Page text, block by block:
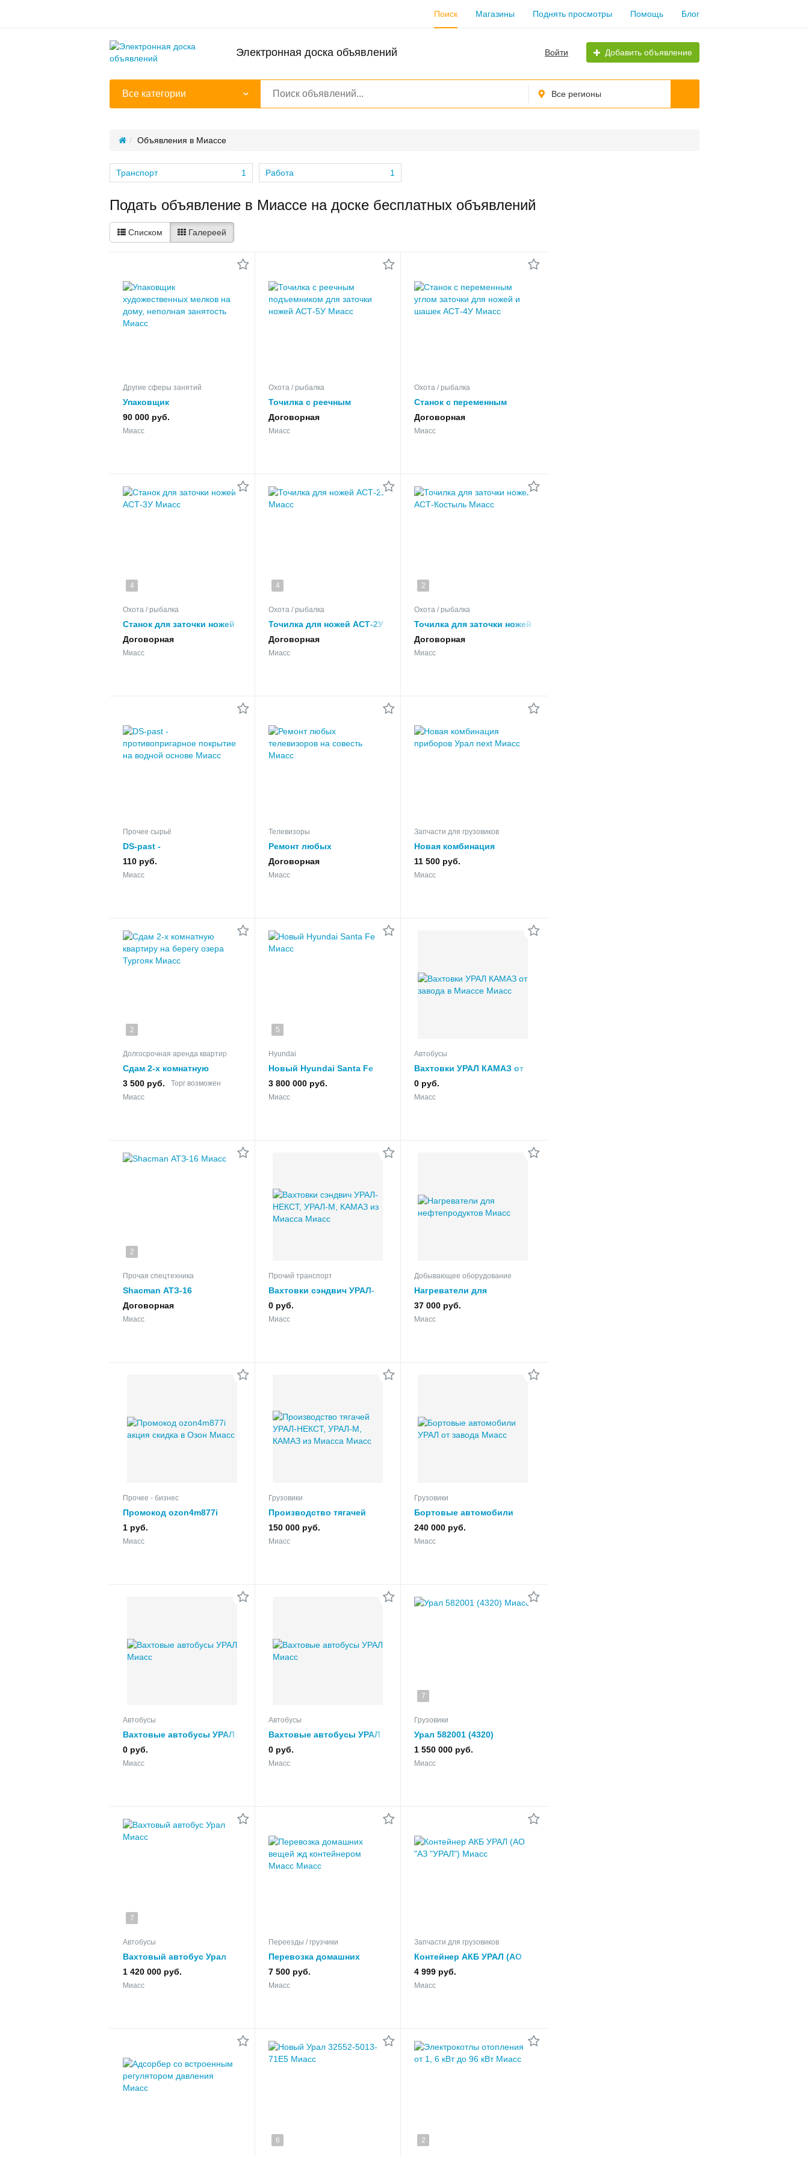
Поиск Магазины Поднять просмотры Помощь Блог
Электронная доска объявлений Войти Добавить объявление
Все категории Все регионы
Объявления в Миассе
1
Транспорт 1
Работа
Подать объявление в Миассе на доске бесплатных объявлений
Списком Галереей
Другие сферы занятий
Упаковщик
художественных мелков на
дому, неполная занятость
90 000 руб.
Миасс
Охота / рыбалка
Точилка с реечным
подъемником для заточки
ножей АСТ-5У
Договорная
Миасс
Охота / рыбалка
Станок с переменным
углом заточки для ножей и
шашек АСТ-4У
Договорная
Миасс
4
Охота / рыбалка
Станок для заточки ножей
АСТ-3У
Договорная
Миасс
4
Охота / рыбалка
Точилка для ножей АСТ-2У
Договорная
Миасс
2
Охота / рыбалка
Точилка для заточки ножей
АСТ-Костыль
Договорная
Миасс
Прочее сырьё
DS-past -
противопригарное
покрытие на водной
110 руб.
Миасс
Телевизоры
Ремонт любых
телевизоров на совесть
Договорная
Миасс
Запчасти для грузовиков
Новая комбинация
приборов Урал next
11 500 руб.
Миасс
2
Долгосрочная аренда квартир
Сдам 2-х комнатную
квартиру на берегу озера
Тургояк
3 500 руб.
Торг возможен
Миасс
5
Hyundai
Новый Hyundai Santa Fe
3 800 000 руб.
Миасс
Автобусы
Вахтовки УРАЛ КАМАЗ от
завода в Миассе
0 руб.
Миасс
2
Прочая спецтехника
Shacman АТЗ-16
Договорная
Миасс
Прочий транспорт
Вахтовки сэндвич УРАЛ-
НЕКСТ, УРАЛ-М, КАМАЗ из
Миасса
0 руб.
Миасс
Добывающее оборудование
Нагреватели для
нефтепродуктов
37 000 руб.
Миасс
Прочее - бизнес
Промокод ozon4m877i
акция скидка в Озон
1 руб.
Миасс
Грузовики
Производство тягачей
УРАЛ-НЕКСТ, УРАЛ-М,
КАМАЗ из Миасса
150 000 руб.
Миасс
Грузовики
Бортовые автомобили
УРАЛ от завода
240 000 руб.
Миасс
Автобусы
Вахтовые автобусы УРАЛ
0 руб.
Миасс
Автобусы
Вахтовые автобусы УРАЛ
0 руб.
Миасс
7
Грузовики
Урал 582001 (4320)
1 550 000 руб.
Миасс
7
Автобусы
Вахтовый автобус Урал
1 420 000 руб.
Миасс
Переезды / грузчики
Перевозка домашних
вещей жд контейнером
Миасс
7 500 руб.
Миасс
Запчасти для грузовиков
Контейнер АКБ УРАЛ (АО
"АЗ "УРАЛ")
4 999 руб.
Миасс
6 2